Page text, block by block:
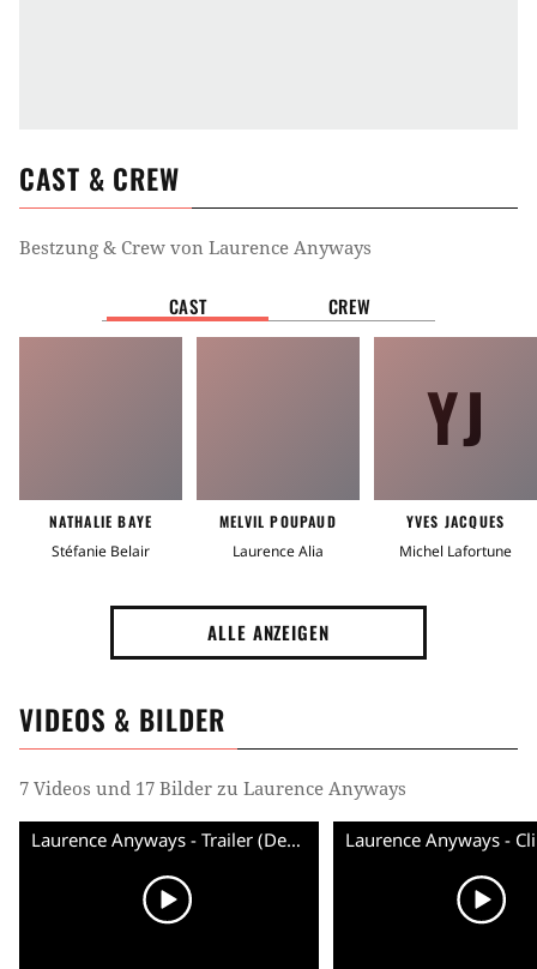
CAST & CREW
Bestzung & Crew von Laurence Anyways
CAST CREW
NATHALIE BAYE
Stéfanie Belair
MELVIL POUPAUD
Laurence Alia
YJ
YVES JACQUES
Michel Lafortune
ALLE ANZEIGEN
VIDEOS & BILDER
7 Videos und 17 Bilder zu Laurence Anyways
Laurence Anyways - Trailer (Deutsch) HD